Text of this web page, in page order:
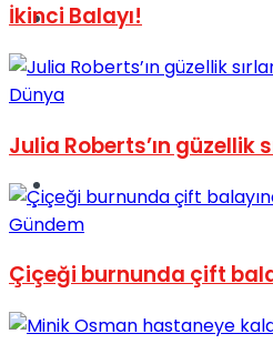
Sinema
Tatil
İkinci Balayı!
Dünya
Julia Roberts’ın güzellik
Gündem
Çiçeği burnunda çift